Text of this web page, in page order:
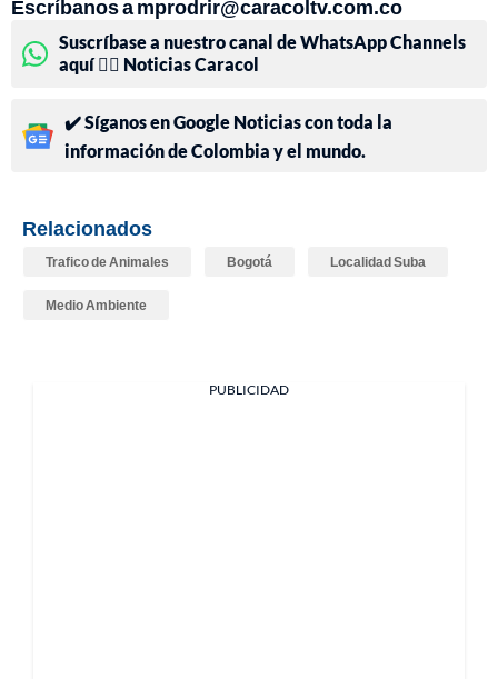
Escríbanos a mprodrir@caracoltv.com.co
Suscríbase a nuestro canal de WhatsApp Channels
aquí 👉🏻 Noticias Caracol
✔️ Síganos en Google Noticias con toda la
información de Colombia y el mundo.
Relacionados
Trafico de Animales Bogotá Localidad Suba
Medio Ambiente
PUBLICIDAD